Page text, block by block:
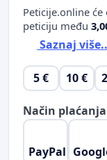
Peticije.online će
peticiju među
Saznaj
5 € 10 €
Način plaćanja
PayPal